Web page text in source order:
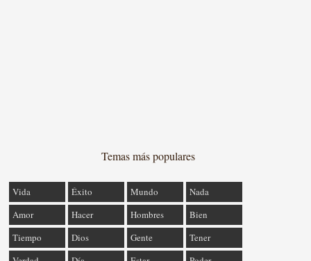
Temas más populares
Vida Éxito Mundo
Nada
Amor
Hacer Hombres
Bien
Tiempo
Dios Gente
Tener